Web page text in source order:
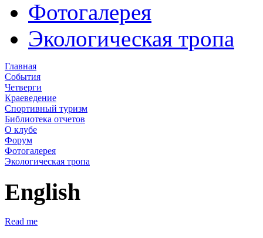
Фотогалерея
Экологическая тропа
Главная
События
Четверги
Краеведение
Спортивный туризм
Библиотека отчетов
О клубе
Форум
Фотогалерея
Экологическая тропа
English
Read me